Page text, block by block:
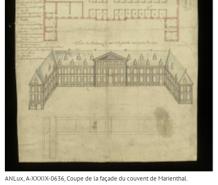
ANLux, A-XXXIX-0636, Coupe de la façade du couvent de Marienthal.